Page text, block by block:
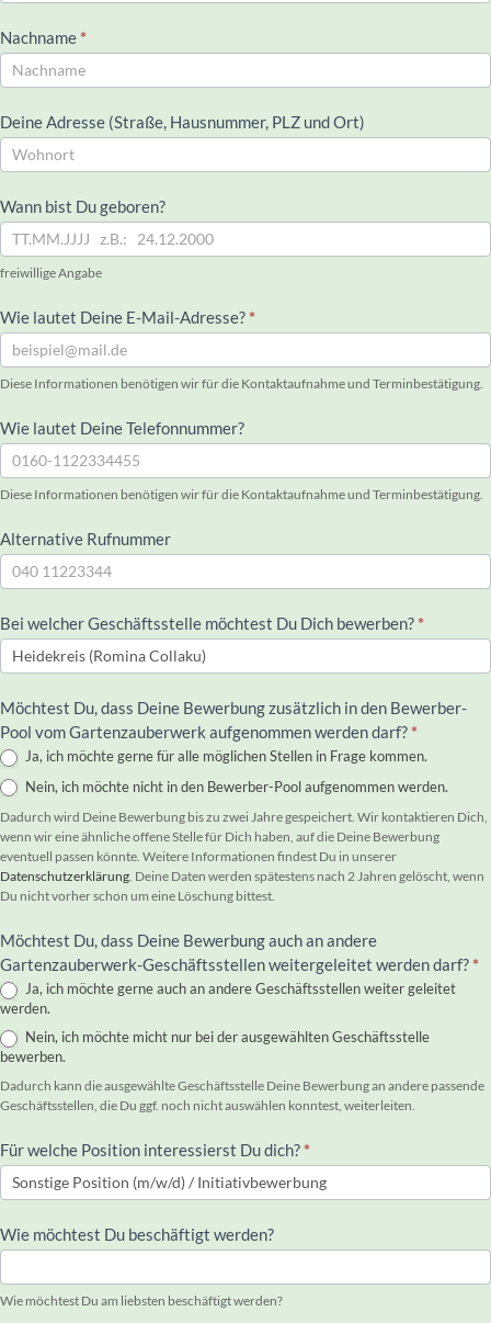
Nachname*
Deine Adresse (Straße, Hausnummer, PLZ und Ort)
Wann bist Du geboren?
freiwillige Angabe
Wie lautet Deine E-Mail-Adresse?*
Diese Informationen benötigen wir für die Kontaktaufnahme und Terminbestätigung.
Wie lautet Deine Telefonnummer?
Diese Informationen benötigen wir für die Kontaktaufnahme und Terminbestätigung.
Alternative Rufnummer
Bei welcher Geschäftsstelle möchtest Du Dich bewerben?*
Möchtest Du, dass Deine Bewerbung zusätzlich in den Bewerber-
Pool vom Gartenzauberwerk aufgenommen werden darf?*
Ja, ich möchte gerne für alle möglichen Stellen in Frage kommen.
Nein, ich möchte nicht in den Bewerber-Pool aufgenommen werden.
Dadurch wird Deine Bewerbung bis zu zwei Jahre gespeichert. Wir kontaktieren Dich,
wenn wir eine ähnliche offene Stelle für Dich haben, auf die Deine Bewerbung
eventuell passen könnte. Weitere Informationen findest Du in unserer
Datenschutzerklärung. Deine Daten werden spätestens nach 2 Jahren gelöscht, wenn
Du nicht vorher schon um eine Löschung bittest.
Möchtest Du, dass Deine Bewerbung auch an andere
Gartenzauberwerk-Geschäftsstellen weitergeleitet werden darf?*
Ja, ich möchte gerne auch an andere Geschäftsstellen weiter geleitet
werden.
Nein, ich möchte micht nur bei der ausgewählten Geschäftsstelle
bewerben.
Dadurch kann die ausgewählte Geschäftsstelle Deine Bewerbung an andere passende
Geschäftsstellen, die Du ggf. noch nicht auswählen konntest, weiterleiten.
Für welche Position interessierst Du dich?*
Wie möchtest Du beschäftigt werden?
Wie möchtest Du am liebsten beschäftigt werden?